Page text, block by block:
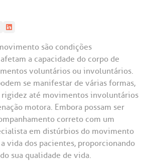
são condições
a capacidade do corpo de
voluntários ou involuntários.
se manifestar de várias formas,
rigidez até movimentos involuntários
motora. Embora possam ser
correto com um
em distúrbios do movimento
vida dos pacientes, proporcionando
sua qualidade de vida.